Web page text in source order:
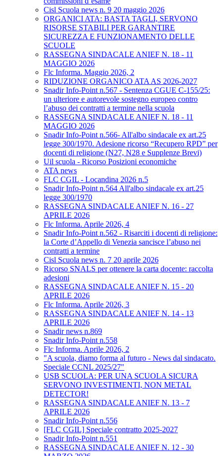
Cisl Scuola news n. 9 20 maggio 2026
ORGANICI ATA: BASTA TAGLI, SERVONO
RISORSE STABILI PER GARANTIRE
SICUREZZA E FUNZIONAMENTO DELLE
SCUOLE
RASSEGNA SINDACALE ANIEF N. 18 - 11
MAGGIO 2026
Flc Informa. Maggio 2026, 2
RIDUZIONE ORGANICO ATA AS 2026-2027
Snadir Info-Point n.567 - Sentenza CGUE C‑155/25:
un ulteriore e autorevole sostegno europeo contro
l’abuso dei contratti a termine nella scuola
RASSEGNA SINDACALE ANIEF N. 18 - 11
MAGGIO 2026
Snadir Info-Point n.566- All'albo sindacale ex art.25
legge 300/1970. Adesione ricorso “Recupero RPD” per
docenti di religione (N27, N28 e Supplenze Brevi)
Uil scuola - Ricorso Posizioni economiche
ATA news
FLC CGIL - Locandina 2026 n.5
Snadir Info-Point n.564 All'albo sindacale ex art.25
legge 300/1970
RASSEGNA SINDACALE ANIEF N. 16 - 27
APRILE 2026
Flc Informa. Aprile 2026, 4
Snadir Info-Point n.562 - Risarciti i docenti di religione:
la Corte d’Appello di Venezia sancisce l’abuso nei
contratti a termine
Cisl Scuola news n. 7 20 aprile 2026
Ricorso SNALS per ottenere la carta docente: raccolta
adesioni
RASSEGNA SINDACALE ANIEF N. 15 - 20
APRILE 2026
Flc Informa. Aprile 2026, 3
RASSEGNA SINDACALE ANIEF N. 14 - 13
APRILE 2026
Snadir news n.869
Snadir Info-Point n.558
Flc Informa. Aprile 2026, 2
"A scuola, diamo forma al futuro - News dal sindacato.
Speciale CCNL 2025/27"
USB SCUOLA: PER UNA SCUOLA SICURA
SERVONO INVESTIMENTI, NON METAL
DETECTOR!
RASSEGNA SINDACALE ANIEF N. 13 - 7
APRILE 2026
Snadir Info-Point n.556
[FLC CGIL] Speciale contratto 2025-2027
Snadir Info-Point n.551
RASSEGNA SINDACALE ANIEF N. 12 - 30